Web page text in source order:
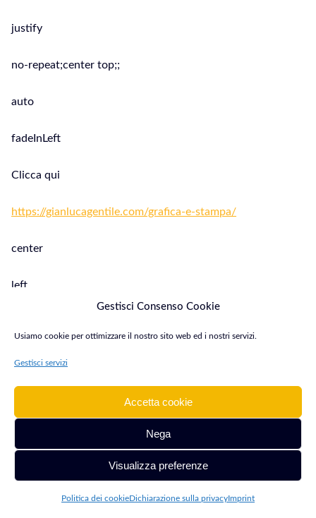
Gestisci Consenso Cookie
Usiamo cookie per ottimizzare il nostro sito web ed i nostri servizi.
Gestisci servizi
Accetta cookie
Nega
Visualizza preferenze
Politica dei cookieDichiarazione sulla privacyImprint
justify
no-repeat;center top;;
auto
fadeInLeft
Clicca qui
https://gianlucagentile.com/grafica-e-stampa/
center
left
#ffffff
Grafica & Stampa Pozzuoli